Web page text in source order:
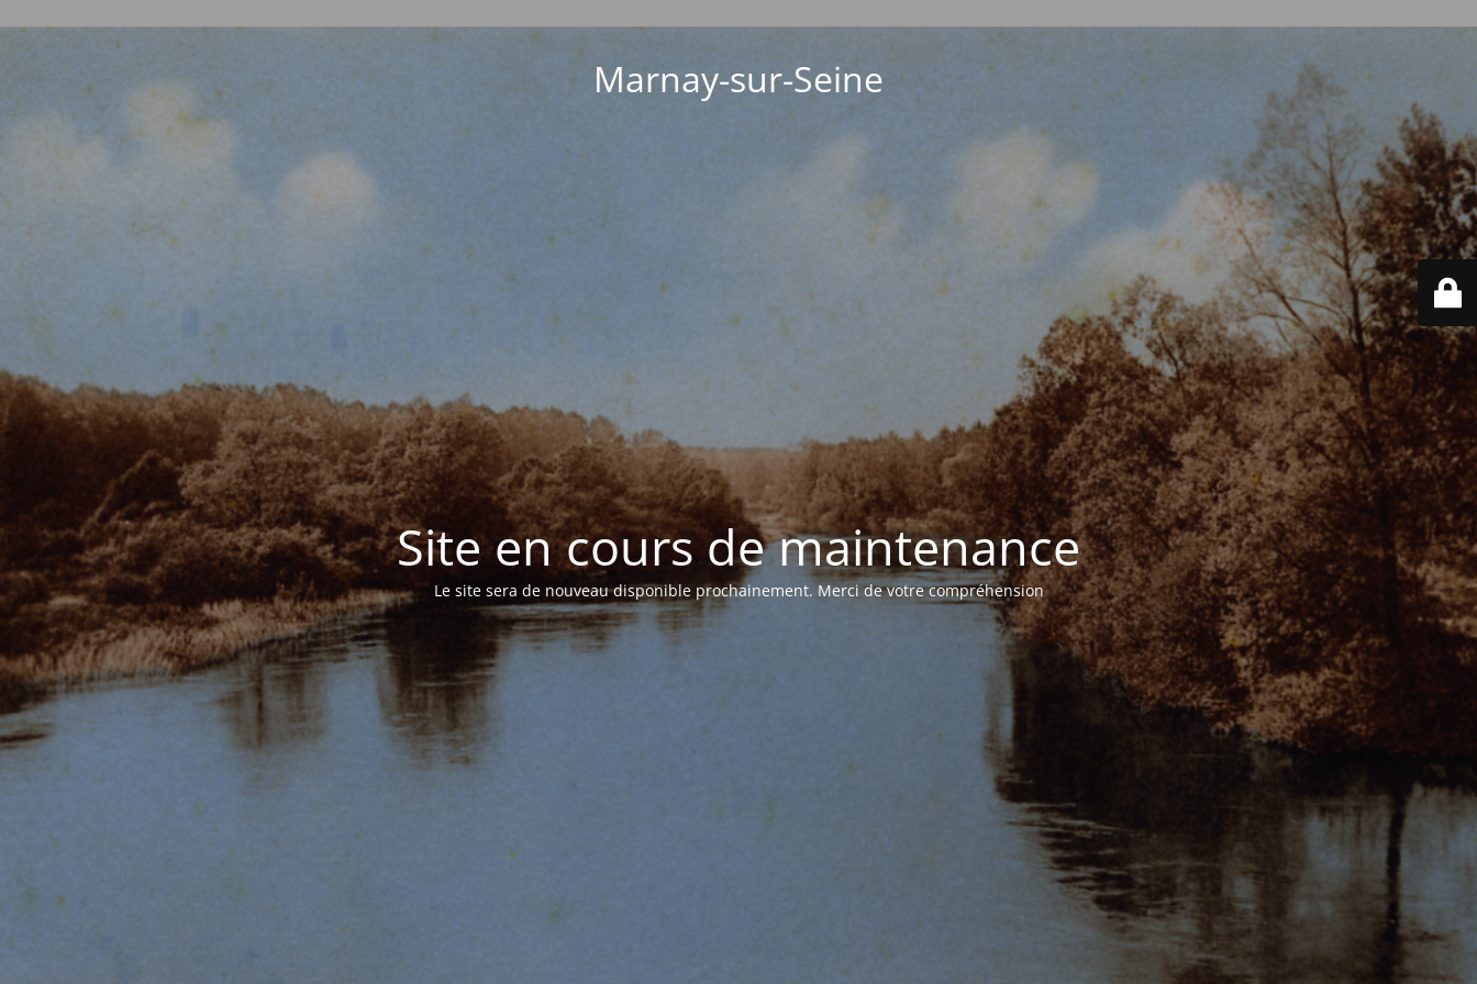
Marnay-sur-Seine
Site en cours de maintenance
Le site sera de nouveau disponible prochainement. Merci de votre compréhension